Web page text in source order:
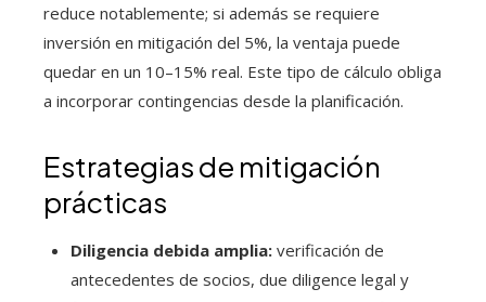
reduce notablemente; si además se requiere
inversión en mitigación del 5%, la ventaja puede
quedar en un 10–15% real. Este tipo de cálculo obliga
a incorporar contingencias desde la planificación.
Estrategias de mitigación
prácticas
Diligencia debida amplia: verificación de
antecedentes de socios, due diligence legal y